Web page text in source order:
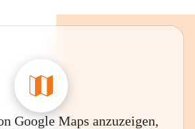
Google Maps anzuzeigen,